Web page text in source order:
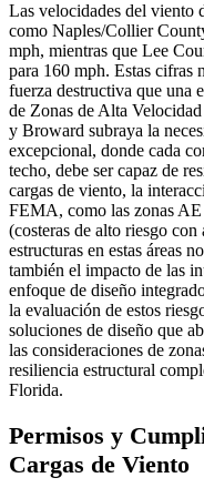
Las velocidades del viento
como Naples/Collier
mph, mientras que Lee
para 160 mph. Estas cifras
fuerza destructiva que una
de Zonas de Alta
y Broward subraya la
excepcional, donde cada
techo, debe ser capaz de
cargas de viento, la
FEMA, como las zonas
(costeras de alto riesgo
estructuras en estas áreas
también el impacto de las
enfoque de diseño
la evaluación de estos
soluciones de diseño que
las consideraciones de
resiliencia estructural
Florida.
Permisos y
Cargas de Viento